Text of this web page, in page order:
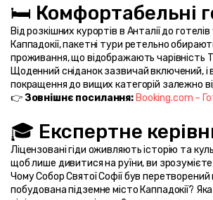
🛏️ Комфортабельні
Від розкішних курортів в Анталії до
Каппадокії, пакетні тури ретельно
проживання, що відображають чарівність
Щоденний сніданок зазвичай включений,
покращення до вищих категорій залежно
👉 Зовнішнє посилання: Booking.com –
🎓 Експертне
Ліцензовані гіди оживляють історію та
щоб лише дивитися на руїни, ви зрозумієте
Чому Собор Святої Софії був
побудована підземне місто Каппадокії?